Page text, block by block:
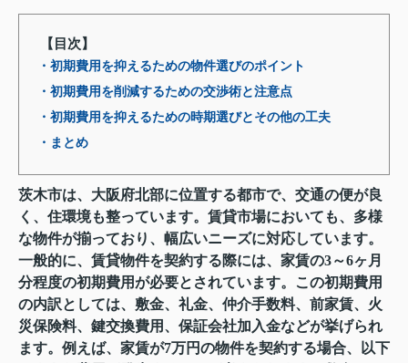
【目次】
・初期費用を抑えるための物件選びのポイント
・初期費用を削減するための交渉術と注意点
・初期費用を抑えるための時期選びとその他の工夫
・まとめ
茨木市は、大阪府北部に位置する都市で、交通の便が良
く、住環境も整っています。賃貸市場においても、多様
な物件が揃っており、幅広いニーズに対応しています。
一般的に、賃貸物件を契約する際には、家賃の3～6ヶ月
分程度の初期費用が必要とされています。この初期費用
の内訳としては、敷金、礼金、仲介手数料、前家賃、火
災保険料、鍵交換費用、保証会社加入金などが挙げられ
ます。例えば、家賃が7万円の物件を契約する場合、以下